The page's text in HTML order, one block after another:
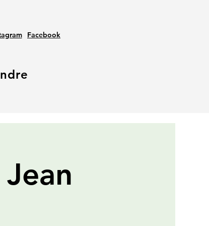
Facebook